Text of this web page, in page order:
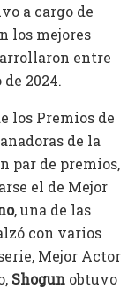
a cargo de
los mejores
entre
2024.
los Premios de
de la
par de premios,
el de Mejor
, una de las
con varios
Mejor Actor
Shogun obtuvo